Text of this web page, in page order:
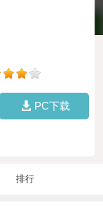
PC下载
排行